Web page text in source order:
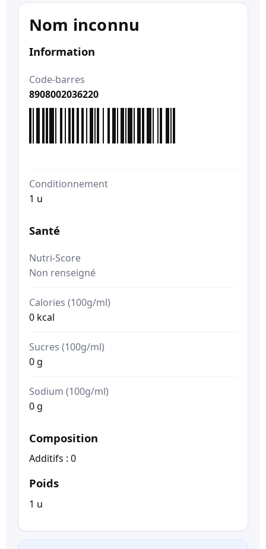
Nom inconnu
Information
Code-barres
8908002036220
Conditionnement
1 u
Santé
Nutri-Score
Non renseigné
Calories (100g/ml)
0 kcal
Sucres (100g/ml)
0 g
Sodium (100g/ml)
0 g
Composition
Additifs : 0
Poids
1 u